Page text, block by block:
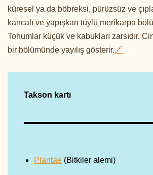
küresel ya da böbreksi, pürüzsüz ve
kancalı ve yapışkan tüylü merikarpa
Tohumlar küçük ve kabukları zarsıdır.
bir bölümünde yayılış gösterir.🔗
Takson kartı
Plantae (Bitkiler alemi)